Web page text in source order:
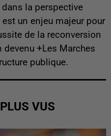
la perspective
un enjeu majeur pour
de la reconversion
+Les Marches
publique.
VUS